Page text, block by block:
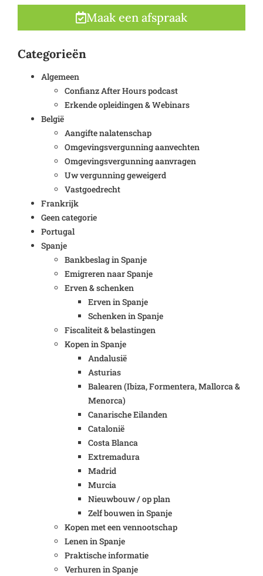
Maak een afspraak
Categorieën
Algemeen
Confianz After Hours podcast
Erkende opleidingen & Webinars
België
Aangifte nalatenschap
Omgevingsvergunning aanvechten
Omgevingsvergunning aanvragen
Uw vergunning geweigerd
Vastgoedrecht
Frankrijk
Geen categorie
Portugal
Spanje
Bankbeslag in Spanje
Emigreren naar Spanje
Erven & schenken
Erven in Spanje
Schenken in Spanje
Fiscaliteit & belastingen
Kopen in Spanje
Andalusië
Asturias
Balearen (Ibiza, Formentera, Mallorca &
Menorca)
Canarische Eilanden
Catalonië
Costa Blanca
Extremadura
Madrid
Murcia
Nieuwbouw / op plan
Zelf bouwen in Spanje
Kopen met een vennootschap
Lenen in Spanje
Praktische informatie
Verhuren in Spanje